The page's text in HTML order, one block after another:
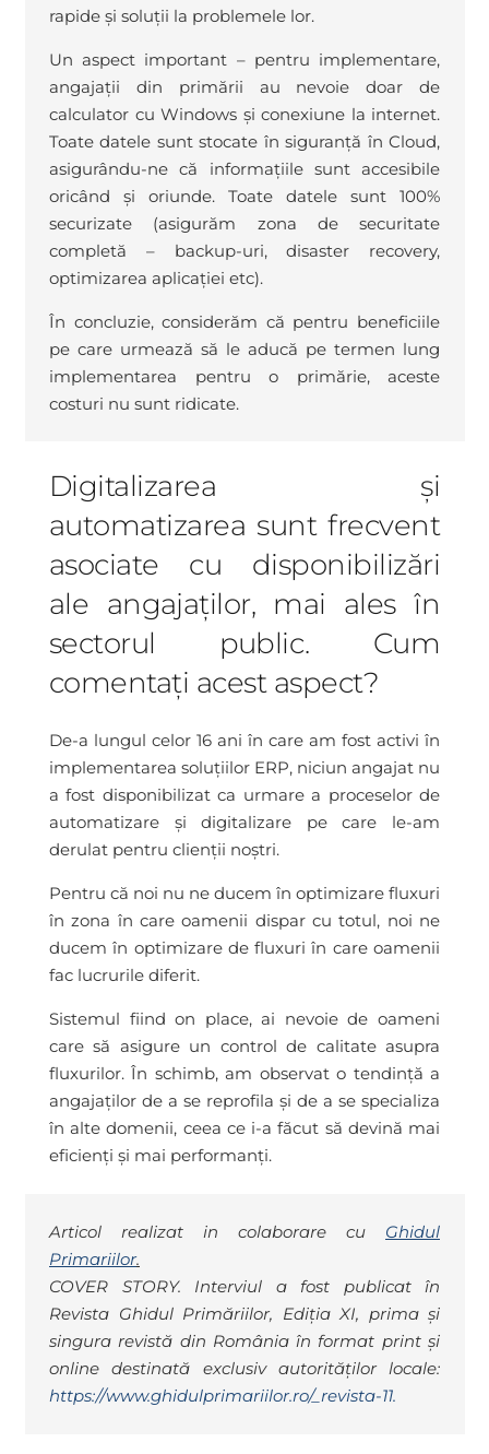
rapide și soluții la problemele lor.
Un aspect important – pentru implementare,
angajații din primării au nevoie doar de
calculator cu Windows și conexiune la internet.
Toate datele sunt stocate în siguranță în Cloud,
asigurându-ne că informațiile sunt accesibile
oricând și oriunde. Toate datele sunt 100%
securizate (asigurăm zona de securitate
completă – backup-uri, disaster recovery,
optimizarea aplicației etc).
În concluzie, considerăm că pentru beneficiile
pe care urmează să le aducă pe termen lung
implementarea pentru o primărie, aceste
costuri nu sunt ridicate.
Digitalizarea și
automatizarea sunt frecvent
asociate cu disponibilizări
ale angajaților, mai ales în
sectorul public. Cum
comentați acest aspect?
De-a lungul celor 16 ani în care am fost activi în
implementarea soluțiilor ERP, niciun angajat nu
a fost disponibilizat ca urmare a proceselor de
automatizare și digitalizare pe care le-am
derulat pentru clienții noștri.
Pentru că noi nu ne ducem în optimizare fluxuri
în zona în care oamenii dispar cu totul, noi ne
ducem în optimizare de fluxuri în care oamenii
fac lucrurile diferit.
Sistemul fiind on place, ai nevoie de oameni
care să asigure un control de calitate asupra
fluxurilor. În schimb, am observat o tendință a
angajaților de a se reprofila și de a se specializa
în alte domenii, ceea ce i-a făcut să devină mai
eficienți și mai performanți.
Articol realizat in colaborare cu Ghidul
Primariilor.
COVER STORY. Interviul a fost publicat în
Revista Ghidul Primăriilor, Ediția XI, prima și
singura revistă din România în format print și
online destinată exclusiv autorităților locale:
https://www.ghidulprimariilor.ro/_revista-11.